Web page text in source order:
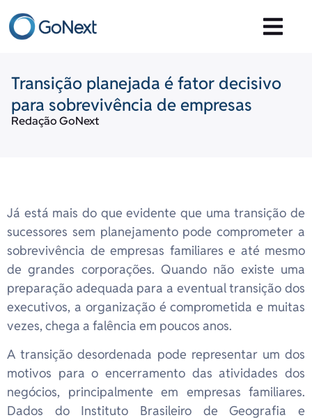
Transição planejada é fator decisivo
para sobrevivência de empresas
Redação GoNext
Já está mais do que evidente que uma transição de
sucessores sem planejamento pode comprometer a
sobrevivência de empresas familiares e até mesmo
de grandes corporações. Quando não existe uma
preparação adequada para a eventual transição dos
executivos, a organização é comprometida e muitas
vezes, chega a falência em poucos anos.
A transição desordenada pode representar um dos
motivos para o encerramento das atividades dos
negócios, principalmente em empresas familiares.
Dados do Instituto Brasileiro de Geografia e